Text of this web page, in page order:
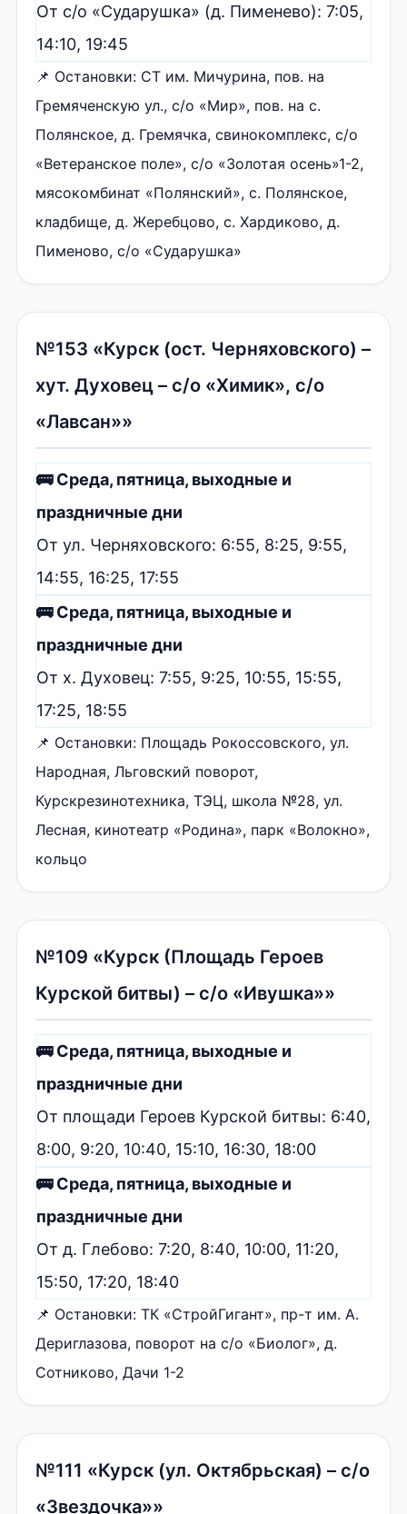
От с/о «Сударушка» (д. Пименево): 7:05,
14:10, 19:45
📌 Остановки: СТ им. Мичурина, пов. на
Гремяченскую ул., с/о «Мир», пов. на с.
Полянское, д. Гремячка, свинокомплекс, с/о
«Ветеранское поле», с/о «Золотая осень»1-2,
мясокомбинат «Полянский», с. Полянское,
кладбище, д. Жеребцово, с. Хардиково, д.
Пименово, с/о «Сударушка»
№153 «Курск (ост. Черняховского) –
хут. Духовец – с/о «Химик», с/о
«Лавсан»»
🚌 Среда, пятница, выходные и
праздничные дни
От ул. Черняховского: 6:55, 8:25, 9:55,
14:55, 16:25, 17:55
🚌 Среда, пятница, выходные и
праздничные дни
От х. Духовец: 7:55, 9:25, 10:55, 15:55,
17:25, 18:55
📌 Остановки: Площадь Рокоссовского, ул.
Народная, Льговский поворот,
Курскрезинотехника, ТЭЦ, школа №28, ул.
Лесная, кинотеатр «Родина», парк «Волокно»,
кольцо
№109 «Курск (Площадь Героев
Курской битвы) – с/о «Ивушка»»
🚌 Среда, пятница, выходные и
праздничные дни
От площади Героев Курской битвы: 6:40,
8:00, 9:20, 10:40, 15:10, 16:30, 18:00
🚌 Среда, пятница, выходные и
праздничные дни
От д. Глебово: 7:20, 8:40, 10:00, 11:20,
15:50, 17:20, 18:40
📌 Остановки: ТК «СтройГигант», пр-т им. А.
Дериглазова, поворот на с/о «Биолог», д.
Сотниково, Дачи 1-2
№111 «Курск (ул. Октябрьская) – с/о
«Звездочка»»